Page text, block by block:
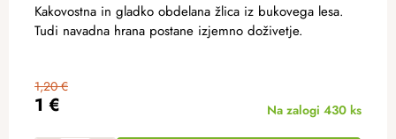
1 €
1,20 €
Na zalogi 430 ks
Kakovostna in gladko obdelana žlica iz bukovega lesa.
Tudi navadna hrana postane izjemno doživetje.